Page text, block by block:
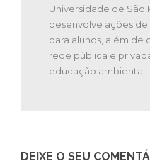
Universidade de São
desenvolve ações
para alunos, além de
rede pública e
educação ambiental.
DEIXE O SEU